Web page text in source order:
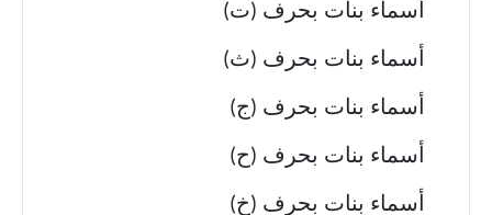
أسماء بنات بحرف (ت)
أسماء بنات بحرف (ث)
أسماء بنات بحرف (ج)
أسماء بنات بحرف (ح)
أسماء بنات بحرف (خ)